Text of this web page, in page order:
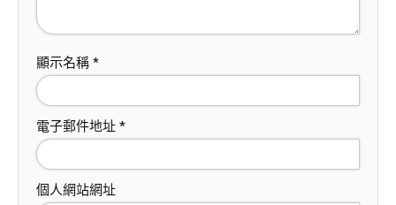
顯示名稱 *
電子郵件地址 *
個人網站網址